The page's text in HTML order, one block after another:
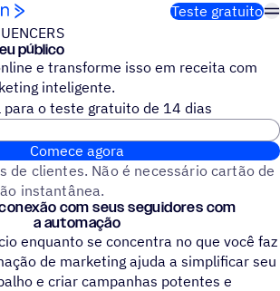
Teste gratuito
público
e transforme isso em receita com
inteligente.
para o teste gratuito de 14 dias
Comece agora
de clientes. Não é necessário cartão de
instantânea.
com seus seguidores com
a automação
enquanto se concentra no que você faz
de marketing ajuda a simplificar seu
e criar campanhas potentes e